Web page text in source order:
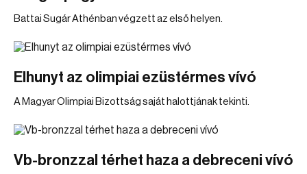
Battai Sugár Athénban végzett az első helyen.
Elhunyt az olimpiai ezüstérmes vívó
A Magyar Olimpiai Bizottság saját halottjának tekinti.
Vb-bronzzal térhet haza a debreceni vívó